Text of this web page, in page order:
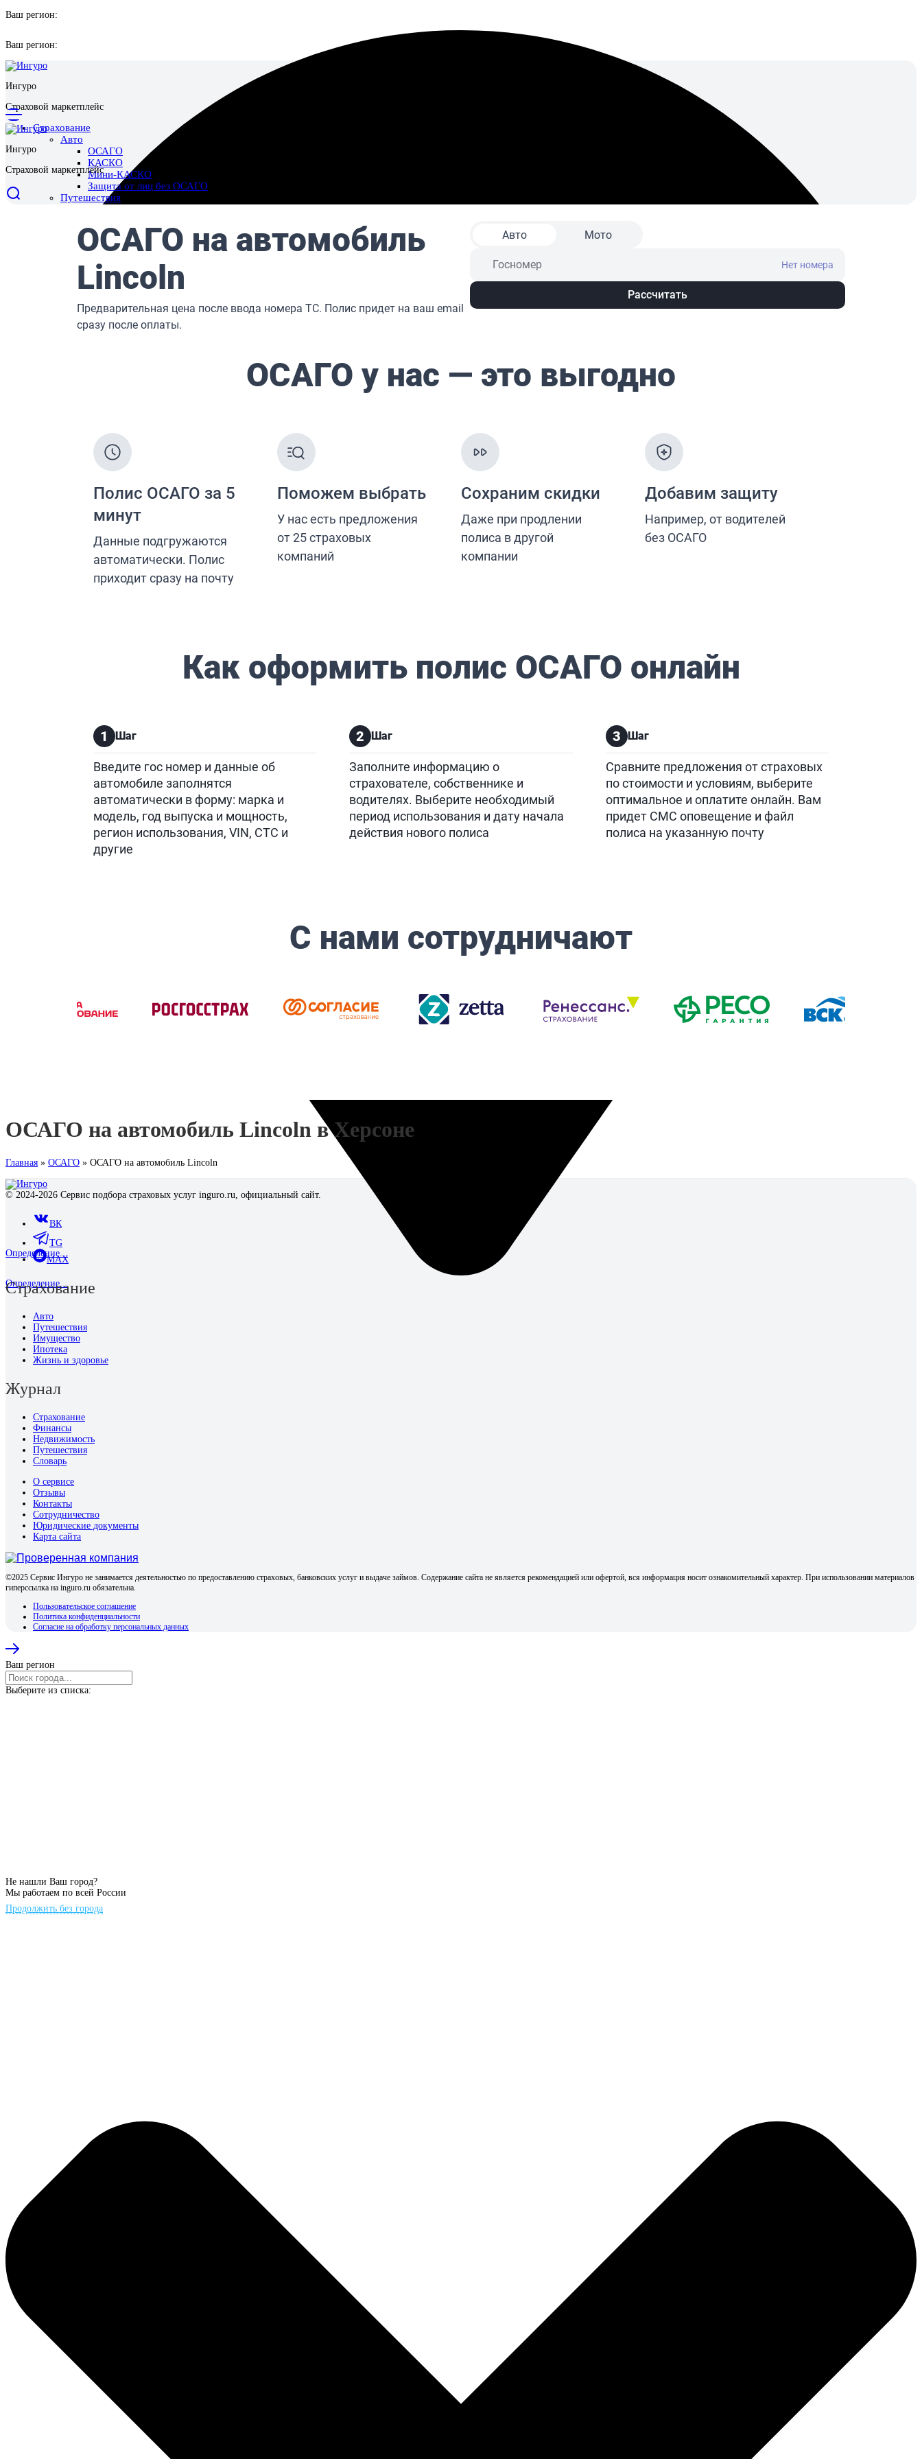
Ваш регион:
Определение...
Ваш регион:
Определение...
Ингуро
Страховой маркетплейс
Страхование
Авто
ОСАГО
КАСКО
Мини-КАСКО
Защита от лиц без ОСАГО
Путешествия
Отмена поездки
Имущество
Страхование дома
Страхование ответственности перед соседями
Ипотека
Жизнь и здоровье
Страхование от несчастных случаев
Страхование спортсменов
Ингуро
Страховой маркетплейс
ОСАГО на автомобиль Lincoln в Херсоне
Главная » ОСАГО » ОСАГО на автомобиль Lincoln
© 2024-2026 Сервис подбора страховых услуг inguro.ru, официальный сайт.
ВК
TG
MAX
Страхование
Авто
Путешествия
Имущество
Ипотека
Жизнь и здоровье
Журнал
Страхование
Финансы
Недвижимость
Путешествия
Словарь
О сервисе
Отзывы
Контакты
Сотрудничество
Юридические документы
Карта сайта
©2025 Сервис Ингуро не занимается деятельностью по предоставлению страховых, банковских услуг и выдаче займов. Содержание сайта не является рекомендацией или офертой, вся информация носит ознакомительный характер. При использовании материалов
гиперссылка на inguro.ru обязательна.
Пользовательское соглашение
Политика конфиденциальности
Согласие на обработку персональных данных
Ваш регион
Выберите из списка:
Не нашли Ваш город?
Мы работаем по всей России
Продолжить без города